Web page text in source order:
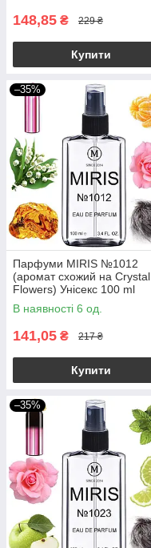
148,85 ₴ 229 ₴
Купити
–35%
Парфуми MIRIS №1012
(аромат схожий на Crystal
Flowers) Унісекс 100 ml
В наявності 6 од.
141,05 ₴ 217 ₴
Купити
–35%